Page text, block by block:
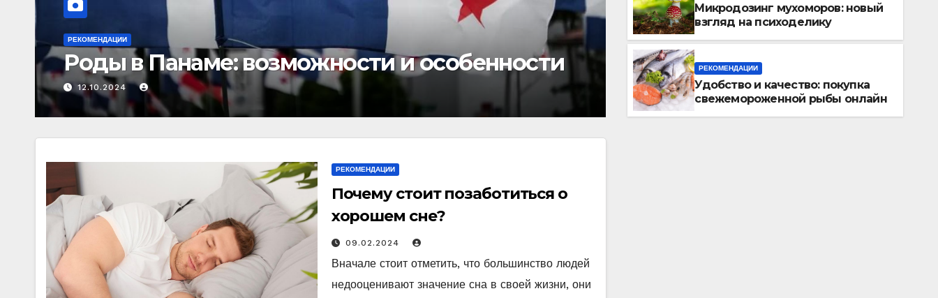
РЕКОМЕНДАЦИИ
Покупка часов онлайн: современный подход
к выбору аксессуаров
31.08.2025
РЕКОМЕНДАЦИИ
Использование
медицине: природное
усталости и истощения
27.04.2025
Микродозинг мухоморов: новый
взгляд на психоделику
РЕКОМЕНДАЦИИ
Удобство и качество: покупка
свежемороженной рыбы онлайн
РЕКОМЕНДАЦИИ
Почему стоит позаботиться о
хорошем сне?
09.02.2024
Вначале стоит отметить, что большинство людей
недооценивают значение сна в своей жизни, они